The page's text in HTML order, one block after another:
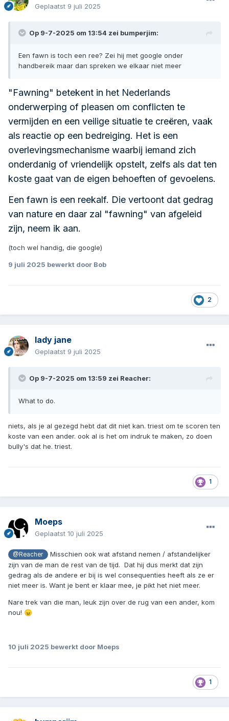
Geplaatst 9 juli 2025
Op 9-7-2025 om 13:54 zei bumperjim:
Een fawn is toch een ree? Zei hij met google onder
handbereik maar dan spreken we elkaar niet meer
"Fawning" betekent in het Nederlands
onderwerping of pleasen om conflicten te
vermijden en een veilige situatie te creëren, vaak
als reactie op een bedreiging. Het is een
overlevingsmechanisme waarbij iemand zich
onderdanig of vriendelijk opstelt, zelfs als dat ten
koste gaat van de eigen behoeften of gevoelens.
Een fawn is een reekalf. Die vertoont dat gedrag
van nature en daar zal "fawning" van afgeleid
zijn, neem ik aan.
(toch wel handig, die google)
9 juli 2025 bewerkt door Bob
2
lady jane
Geplaatst 9 juli 2025
Op 9-7-2025 om 13:59 zei Reacher:
What to do.
niets, als je al gezegd hebt dat dit niet kan. triest om te scoren ten
koste van een ander. ook al is het om indruk te maken, zo doen
bully's dat he. triest.
1
Moeps
Geplaatst 10 juli 2025
@Reacher
Misschien ook wat afstand nemen / afstandelijker
zijn van de man de rest van de tijd. Dat hij dus merkt dat zijn
gedrag als de andere er bij is wel consequenties heeft als ze er
niet meer is. Want je bent er klaar mee, je pikt het niet meer.
Nare trek van die man, leuk zijn over de rug van een ander, kom
nou! 😠
10 juli 2025 bewerkt door Moeps
1